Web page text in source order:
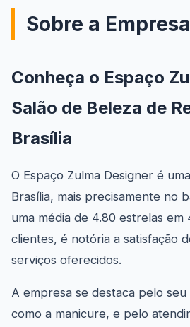
Sobre a Empresa
Conheça o Espaço
Salão de Beleza de
Brasília
O Espaço Zulma Designer é
Brasília, mais precisamente no
uma média de 4.80 estrelas em
clientes, é notória a satisfação
serviços oferecidos.
A empresa se destaca pelo
como a manicure, e pelo